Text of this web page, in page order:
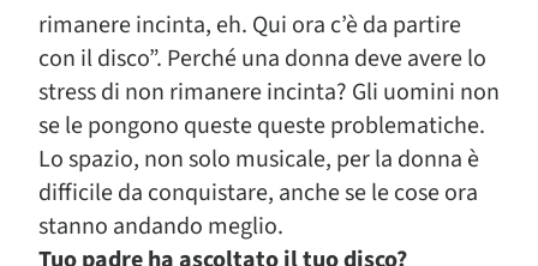
rimanere incinta, eh. Qui ora c’è da partire
con il disco”. Perché una donna deve avere lo
stress di non rimanere incinta? Gli uomini non
se le pongono queste queste problematiche.
Lo spazio, non solo musicale, per la donna è
difficile da conquistare, anche se le cose ora
stanno andando meglio.